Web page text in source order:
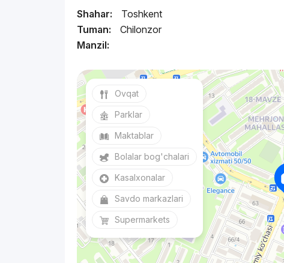
Shahar:
Toshkent
Tuman:
Chilonzor
Manzil:
Ovqat
Parklar
Maktablar
Bolalar bog'chalari
Kasalxonalar
Savdo markazlari
Supermarkets